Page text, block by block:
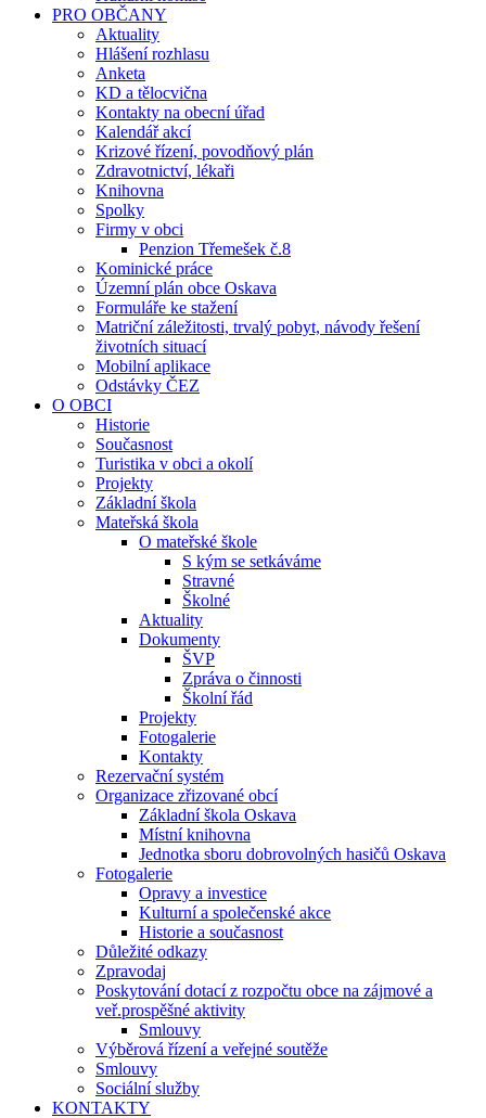
PRO OBČANY
Aktuality
Hlášení rozhlasu
Anketa
KD a tělocvična
Kontakty na obecní úřad
Kalendář akcí
Krizové řízení, povodňový plán
Zdravotnictví, lékaři
Knihovna
Spolky
Firmy v obci
Penzion Třemešek č.8
Kominické práce
Územní plán obce Oskava
Formuláře ke stažení
Matriční záležitosti, trvalý pobyt, návody řešení
životních situací
Mobilní aplikace
Odstávky ČEZ
O OBCI
Historie
Současnost
Turistika v obci a okolí
Projekty
Základní škola
Mateřská škola
O mateřské škole
S kým se setkáváme
Stravné
Školné
Aktuality
Dokumenty
ŠVP
Zpráva o činnosti
Školní řád
Projekty
Fotogalerie
Kontakty
Rezervační systém
Organizace zřizované obcí
Základní škola Oskava
Místní knihovna
Jednotka sboru dobrovolných hasičů Oskava
Fotogalerie
Opravy a investice
Kulturní a společenské akce
Historie a současnost
Důležité odkazy
Zpravodaj
Poskytování dotací z rozpočtu obce na zájmové a
veř.prospěšné aktivity
Smlouvy
Výběrová řízení a veřejné soutěže
Smlouvy
Sociální služby
KONTAKTY